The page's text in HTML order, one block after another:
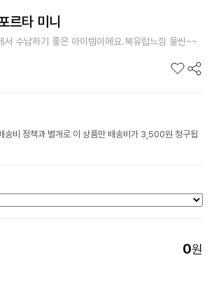
르타 미니
서 수납하기 좋은 아이템이에요.북유럽느낌 물씬~~
송비 정책과 별개로 이 상품만 배송비가 3,500원 청구됩
0원